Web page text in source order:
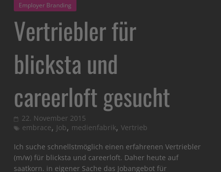
Employer Branding
Vertriebler für
blicksta und
careerloft gesucht
22. November 2015
embrace, Job, medienfabrik,Vertrieb
Ich suche schnellstmöglich einen erfahrenen Vertriebler
(m/w) für blicksta und careerloft. Daher heute auf
saatkorn. in eigener Sache das Jobangebot für